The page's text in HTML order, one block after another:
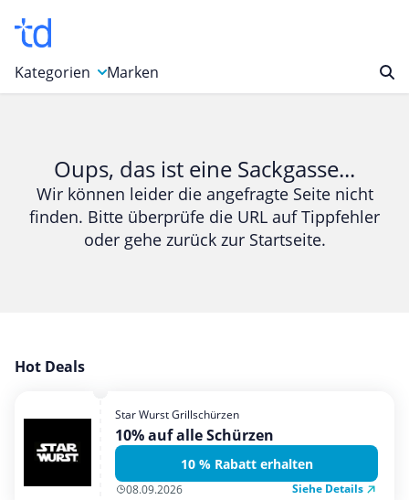
Kategorien
Bücher & Magazine
Computer & Elektronik
Entertainment & Media
Garten, Haushalt & Tiere
Mobilfunk & Internet
Mode & Accessoires
Shopping
Marken
Oups, das ist eine Sackgasse...
Wir können leider die angefragte Seite nicht
finden. Bitte überprüfe die URL auf Tippfehler
oder gehe zurück zur Startseite.
Hot Deals
Star Wurst Grillschürzen
10% auf alle Schürzen
10 % Rabatt erhalten
08.09.2026 Siehe Details